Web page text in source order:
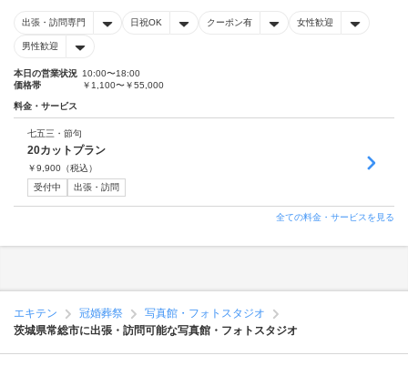
出張・訪問専門 日祝OK クーポン有 女性歓迎
男性歓迎
本日の営業状況 10:00〜18:00
価格帯
￥1,100〜￥55,000
料金・サービス
七五三・節句
20カットプラン
￥9,900 （税込）
受付中
出張・訪問
全ての料金・サービスを見る
エキテン 冠婚葬祭
写真館・フォトスタジオ
茨城県常総市に出張・訪問可能な写真館・フォトスタジオ